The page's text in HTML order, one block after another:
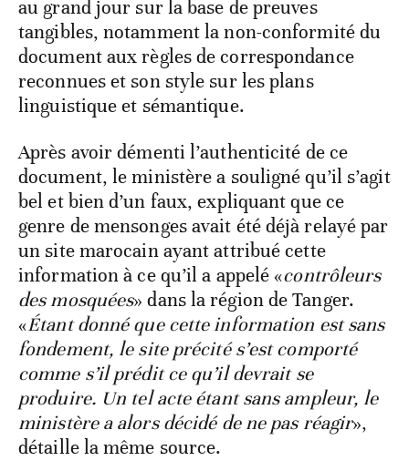
au grand jour sur la base de preuves
tangibles, notamment la non-conformité du
document aux règles de correspondance
reconnues et son style sur les plans
linguistique et sémantique.
Après avoir démenti l’authenticité de ce
document, le ministère a souligné qu’il s’agit
bel et bien d’un faux, expliquant que ce
genre de mensonges avait été déjà relayé par
un site marocain ayant attribué cette
information à ce qu’il a appelé «contrôleurs
des mosquées» dans la région de Tanger.
«Étant donné que cette information est sans
fondement, le site précité s’est comporté
comme s’il prédit ce qu’il devrait se
produire. Un tel acte étant sans ampleur, le
ministère a alors décidé de ne pas réagir»,
détaille la même source.